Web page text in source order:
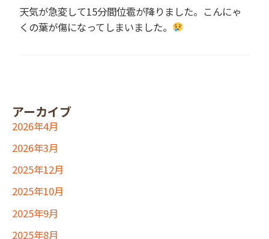
天気が急変して15分間位雹が降りました。こんにゃ
くの葉が傷になってしまいました。
アーカイブ
2026年4月
2026年3月
2025年12月
2025年10月
2025年9月
2025年8月